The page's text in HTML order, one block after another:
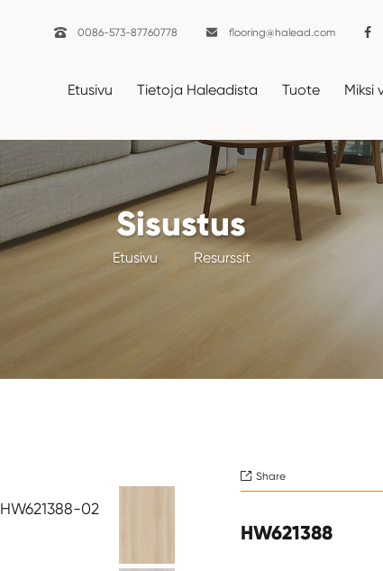
 0086-573-87760778  flooring@halead.com
Etusivu Tietoja Haleadista Tuote Miksi
Sisustus
Etusivu Resurssit
HW621388-02
 Share
HW621388